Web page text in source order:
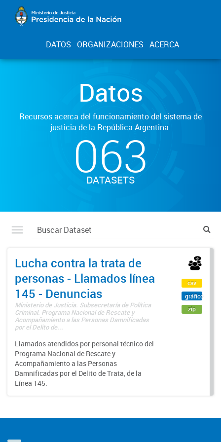
DATOS ORGANIZACIONES ACERCA
Datos
Recursos acerca del funcionamiento del sistema de
justicia de la República Argentina.
063
DATASETS
Lucha contra la trata de
personas - Llamados línea
145 - Denuncias
Ministerio de Justicia. Subsecretaría de Política
Criminal. Programa Nacional de Rescate y
Acompañamiento a las Personas Damnificadas
por el Delito de...
Llamados atendidos por personal técnico del
Programa Nacional de Rescate y
Acompañamiento a las Personas
Damnificadas por el Delito de Trata, de la
Línea 145.
csv
gráfico
zip